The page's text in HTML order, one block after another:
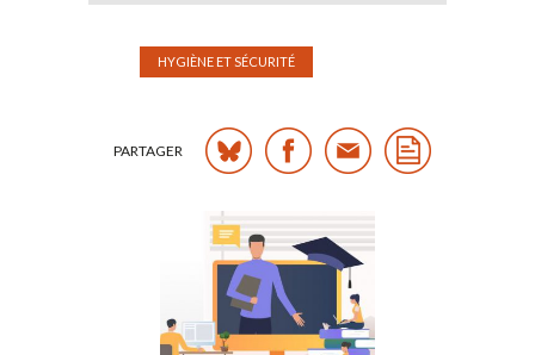
HYGIÈNE ET SÉCURITÉ
PARTAGER